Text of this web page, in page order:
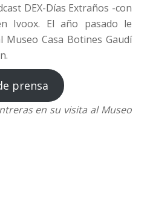
DEX-Días Extraños -con
Ivoox. El año pasado le
Casa Botines Gaudí
prensa
en su visita al Museo